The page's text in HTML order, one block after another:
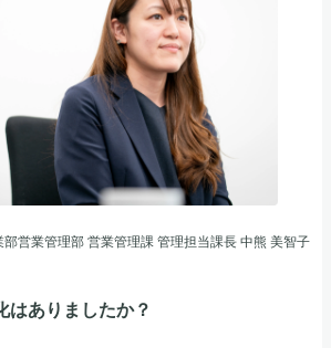
営業管理部 営業管理課 管理担当課長 中熊 美智子
ありましたか？